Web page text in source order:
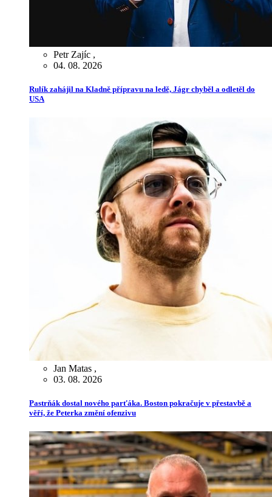
Petr Zajíc ,
04. 08. 2026
Rulík zahájil na Kladně přípravu na ledě, Jágr chyběl a odletěl do
USA
Jan Matas ,
03. 08. 2026
Pastrňák dostal nového parťáka. Boston pokračuje v přestavbě a
věří, že Peterka změní ofenzivu